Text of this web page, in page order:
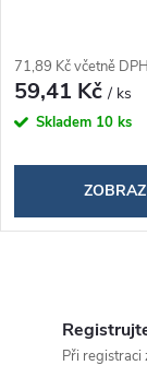
71,89 Kč včetně DPH
59,41 Kč/ ks
Skladem 10 ks
Při registraci